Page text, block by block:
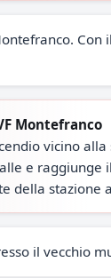
Montefranco
vicino
e raggiunge
della
il vecchio